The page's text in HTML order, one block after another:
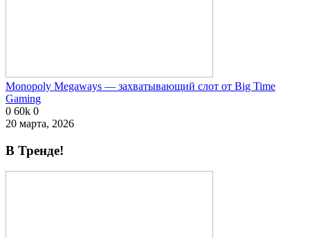
Monopoly Megaways — захватывающий слот от Big Time
Gaming
0 60k 0
20 марта, 2026
В Тренде!